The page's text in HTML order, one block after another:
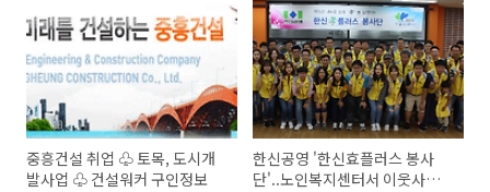
중흥건설 취업 ♧ 토목, 도시개
발사업 ♧ 건설워커 구인정보
한신공영 '한신효플러스 봉사
단'..노인복지센터서 이웃사랑